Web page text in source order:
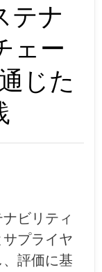
テナ
ェー
じた
ビリティ
プライヤ
評価に基